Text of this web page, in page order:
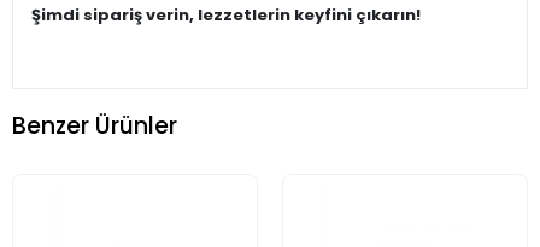
Şimdi sipariş verin, lezzetlerin keyfini çıkarın!
Benzer Ürünler